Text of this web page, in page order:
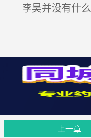
李昊并没有什么
上一章